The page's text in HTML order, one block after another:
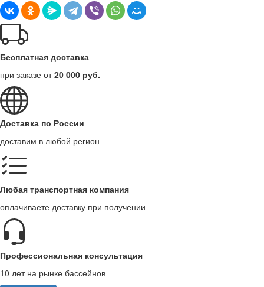
Бесплатная доставка
при заказе от20 000 руб.
Доставка по России
доставим в любой регион
Любая транспортная компания
оплачиваете доставку при получении
Профессиональная консультация
10 лет на рынке бассейнов